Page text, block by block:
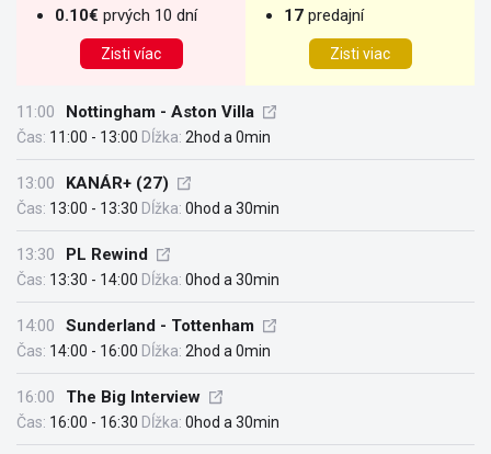
0.10€ prvých 10 dní
Zisti víac
17 predajní
Zisti viac
11:00 Nottingham - Aston Villa
Čas: 11:00 - 13:00 Dĺžka: 2hod a 0min
13:00 KANÁR+ (27)
Čas: 13:00 - 13:30 Dĺžka: 0hod a 30min
13:30 PL Rewind
Čas: 13:30 - 14:00 Dĺžka: 0hod a 30min
14:00 Sunderland - Tottenham
Čas: 14:00 - 16:00 Dĺžka: 2hod a 0min
16:00 The Big Interview
Čas: 16:00 - 16:30 Dĺžka: 0hod a 30min